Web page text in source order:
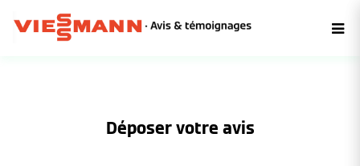
Déposer votre avis